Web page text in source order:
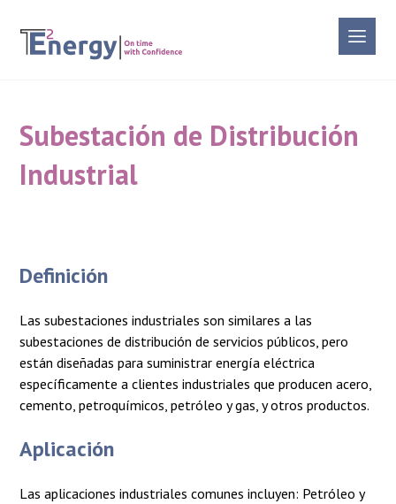
Subestación de Distribución
Industrial
Definición
Las subestaciones industriales son similares a las
subestaciones de distribución de servicios públicos, pero
están diseñadas para suministrar energía eléctrica
específicamente a clientes industriales que producen acero,
cemento, petroquímicos, petróleo y gas, y otros productos.
Aplicación
Las aplicaciones industriales comunes incluyen: Petróleo y